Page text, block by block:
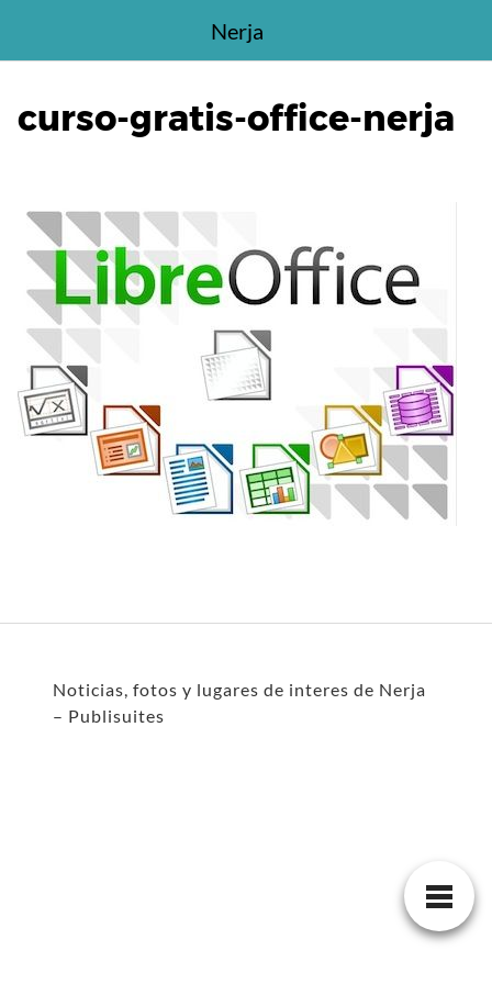
contenido
Nerja
curso-gratis-office-nerja
Noticias, fotos y lugares de interes de Nerja
– Publisuites